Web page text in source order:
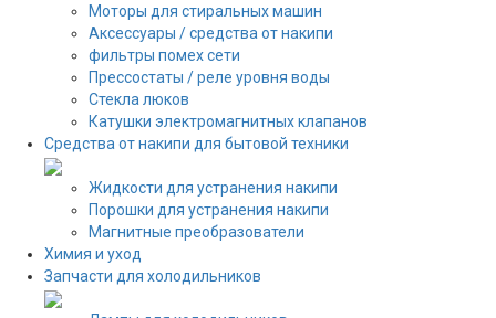
Моторы для стиральных машин
Аксессуары / средства от накипи
фильтры помех сети
Прессостаты / реле уровня воды
Стекла люков
Катушки электромагнитных клапанов
Средства от накипи для бытовой техники
Жидкости для устранения накипи
Порошки для устранения накипи
Магнитные преобразователи
Химия и уход
Запчасти для холодильников